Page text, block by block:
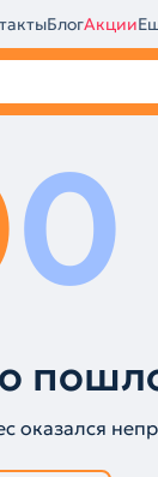
БлогАкции
0
оказался